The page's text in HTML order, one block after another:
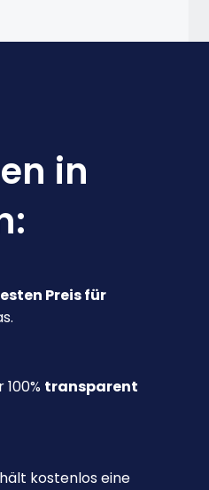
in
Preis für
transparent
kostenlos eine